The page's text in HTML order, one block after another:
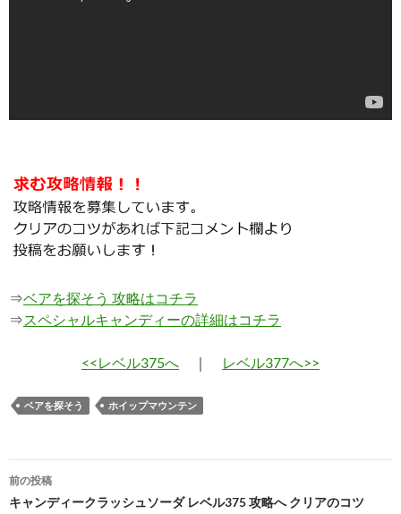
⇒ベアを探そう 攻略はコチラ
⇒スペシャルキャンディーの詳細はコチラ
<<レベル375へ ｜ レベル377へ>>
ベアを探そう ホイップマウンテン
投
稿
前の投稿
キャンディークラッシュソーダ レベル375 攻略へ クリアのコツ